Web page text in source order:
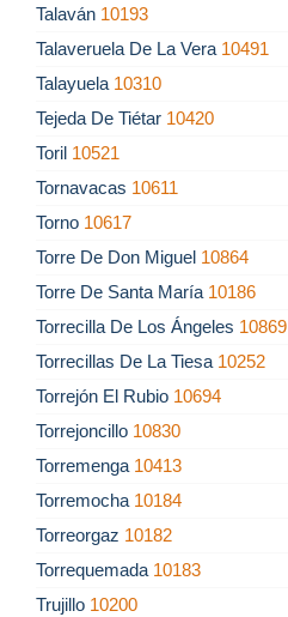
Talaván 10193
Talaveruela De La Vera 10491
Talayuela 10310
Tejeda De Tiétar 10420
Toril 10521
Tornavacas 10611
Torno 10617
Torre De Don Miguel 10864
Torre De Santa María 10186
Torrecilla De Los Ángeles 10869
Torrecillas De La Tiesa 10252
Torrejón El Rubio 10694
Torrejoncillo 10830
Torremenga 10413
Torremocha 10184
Torreorgaz 10182
Torrequemada 10183
Trujillo 10200